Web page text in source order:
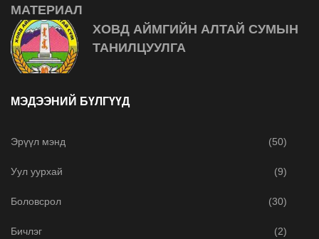
МАТЕРИАЛ
ХОВД АЙМГИЙН АЛТАЙ СУМЫН
ТАНИЛЦУУЛГА
МЭДЭЭНИЙ БҮЛГҮҮД
Эрүүл мэнд (50)
Уул уурхай (9)
Боловсрол (30)
Бичлэг (2)